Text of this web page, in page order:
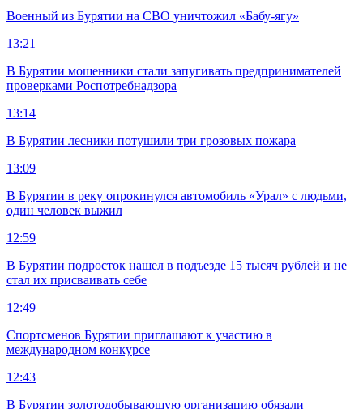
Военный из Бурятии на СВО уничтожил «Бабу-ягу»
13:21
В Бурятии мошенники стали запугивать предпринимателей
проверками Роспотребнадзора
13:14
В Бурятии лесники потушили три грозовых пожара
13:09
В Бурятии в реку опрокинулся автомобиль «Урал» с людьми,
один человек выжил
12:59
В Бурятии подросток нашел в подъезде 15 тысяч рублей и не
стал их присваивать себе
12:49
Спортсменов Бурятии приглашают к участию в
международном конкурсе
12:43
В Бурятии золотодобывающую организацию обязали